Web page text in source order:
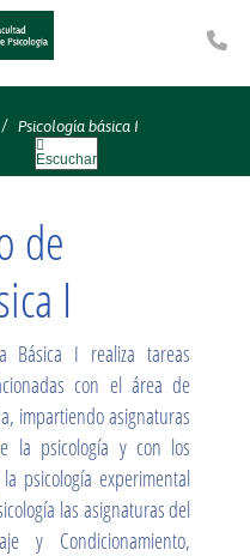
I
Psicología básica I
Escuchar
de
I
Básica I realiza tareas
con el área de
impartiendo asignaturas
la psicología y con los
psicología experimental
las asignaturas del
y Condicionamiento,